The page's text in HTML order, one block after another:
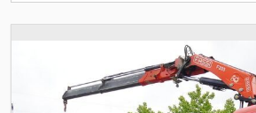
Frână de motor Trapa Tahograf Vehiculul
folosit într-un showroom MAN. 100% fără
documentație completă, un singur
vizuală este perfectă.